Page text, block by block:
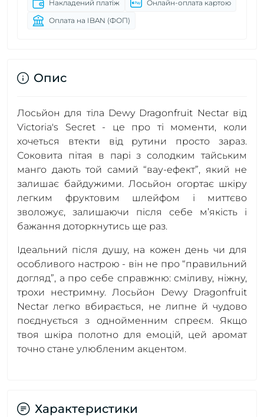
Накладений платіж
Онлайн-оплата картою
Оплата на IBAN (ФОП)
Опис
Лосьйон для тіла Dewy Dragonfruit Nectar від
Victoria's Secret - це про ті моменти, коли
хочеться втекти від рутини просто зараз.
Соковита пітая в парі з солодким тайським
манго дають той самий “вау-ефект”, який не
залишає байдужими. Лосьйон огортає шкіру
легким фруктовим шлейфом і миттєво
зволожує, залишаючи після себе м’якість і
бажання доторкнутись ще раз.
Ідеальний після душу, на кожен день чи для
особливого настрою - він не про “правильний
догляд”, а про себе справжню: сміливу, ніжну,
трохи нестримну. Лосьйон Dewy Dragonfruit
Nectar легко вбирається, не липне й чудово
поєднується з однойменним спреєм. Якщо
твоя шкіра полотно для емоцій, цей аромат
точно стане улюбленим акцентом.
Характеристики